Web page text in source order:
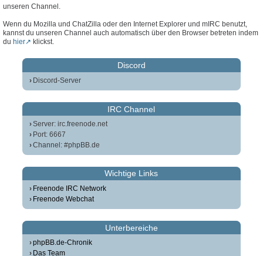
unseren Channel.
Wenn du Mozilla und ChatZilla oder den Internet Explorer und mIRC benutzt,
kannst du unseren Channel auch automatisch über den Browser betreten indem
du hier klickst.
Discord
Discord-Server
IRC Channel
Server: irc.freenode.net
Port: 6667
Channel: #phpBB.de
Wichtige Links
Freenode IRC Network
Freenode Webchat
Unterbereiche
phpBB.de-Chronik
Das Team